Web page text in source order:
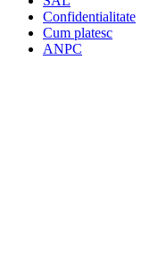
Confidentialitate
Cum platesc
ANPC